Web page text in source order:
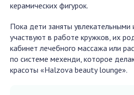
керамических фигурок.
Пока дети заняты увлекательными
участвуют в работе кружков, их
кабинет лечебного массажа или
по системе мехенди, которое
красоты «Halzova beauty lounge».